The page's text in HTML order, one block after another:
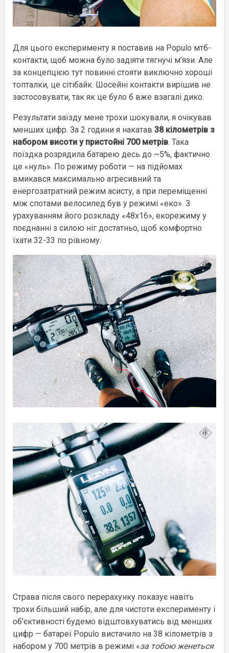
Для цього експерименту я поставив на Populo мтб-
контакти, щоб можна було задіяти тягнучі м’язи. Але
за концепцією тут повинні стояти виключно хороші
топталки, це сітібайк. Шосейні контакти вирішив не
застосовувати, так як це було б вже взагалі дико.
Результати заїзду мене трохи шокували, я очікував
менших цифр. За 2 години я накатав 38 кілометрів з
набором висоти у пристойні 700 метрів. Така
поїздка розрядила батарею десь до ~5%, фактично
це «нуль». По режиму роботи — на підйомах
вмикався максимально агресивний та
енергозатратний режим асисту, а при переміщенні
між спотами велосипед був у режимі «еко». З
урахуванням його розкладу «48х16», екорежиму у
поєднанні з силою ніг достатньо, щоб комфортно
їхати 32-33 по рівному.
Страва після свого перерахунку показує навіть
трохи більший набір, але для чистоти експерименту і
об’єктивності будемо відштовхуватись від менших
цифр — батареї Populo вистачило на 38 кілометрів з
набором у 700 метрів в режимі «за тобою женеться